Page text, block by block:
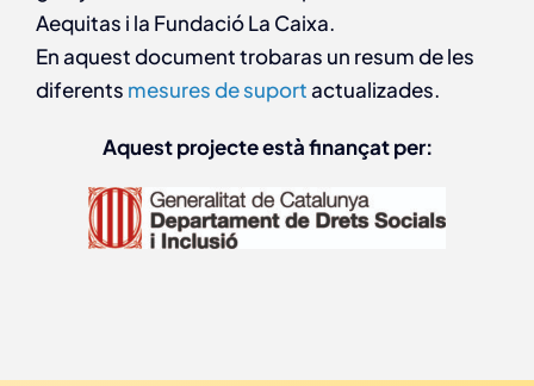
Aequitas i la Fundació La Caixa.
En aquest document trobaras un resum de les
diferents mesures de suportactualizades.
Aquest projecte està finançat per: